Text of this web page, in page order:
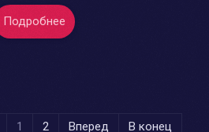
Подробнее
1 2 Вперед В конец